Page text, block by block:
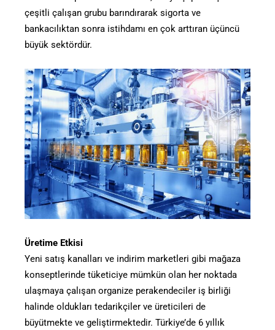
çeşitli çalışan grubu barındırarak sigorta ve
bankacılıktan sonra istihdamı en çok arttıran üçüncü
büyük sektördür.
Üretime Etkisi
Yeni satış kanalları ve indirim marketleri gibi mağaza
konseptlerinde tüketiciye mümkün olan her noktada
ulaşmaya çalışan organize perakendeciler iş birliği
halinde oldukları tedarikçiler ve üreticileri de
büyütmekte ve geliştirmektedir. Türkiye’de 6 yıllık